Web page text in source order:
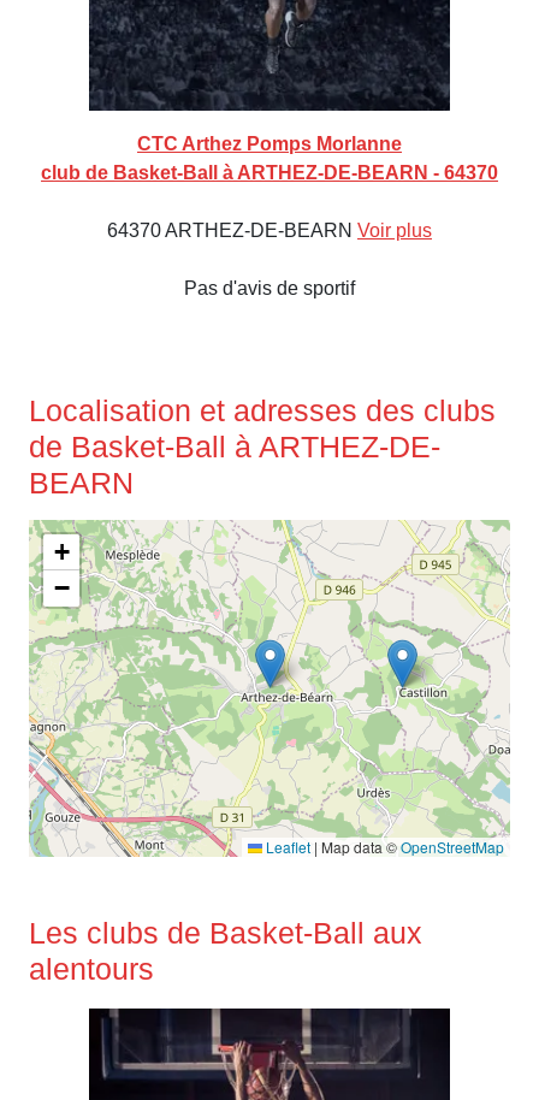
CTC Arthez Pomps Morlanne
club de Basket-Ball à ARTHEZ-DE-BEARN - 64370
64370 ARTHEZ-DE-BEARN Voir plus
Pas d'avis de sportif
Localisation et adresses des clubs
de Basket-Ball à ARTHEZ-DE-
BEARN
+
−
Leaflet | Map data ©OpenStreetMap
Les clubs de Basket-Ball aux
alentours